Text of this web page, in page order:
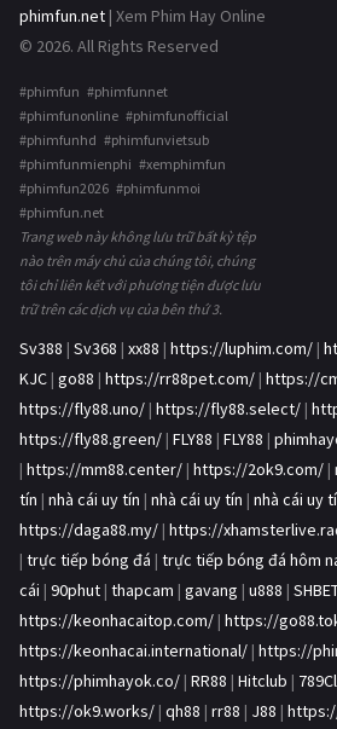
phimfun.net | Xem Phim Hay Online
© 2026. All Rights Reserved
#phimfun #phimfunnet
#phimfunonline #phimfunofficial
#phimfunhd #phimfunvietsub
#phimfunmienphi #xemphimfun
#phimfun2026 #phimfunmoi
#phimfun.net
Trang web này không lưu trữ bất kỳ tệp
nào trên máy chủ của chúng tôi, chúng
tôi chỉ liên kết với phương tiện được lưu
trữ trên các dịch vụ của bên thứ 3.
Sv388 | Sv368 | xx88 | https://luphim.com/ |
KJC | go88 | https://rr88pet.com/ | https://
https://fly88.uno/ | https://fly88.select/ |
https://fly88.green/ | FLY88 | FLY88 |
| https://mm88.center/ | https://2ok9.com/ |
tín | nhà cái uy tín | nhà cái uy tín | nhà cái uy
https://daga88.my/ | https://
| trực tiếp bóng đá | trực tiếp bóng đá hôm
cái | 90phut | thapcam | gavang | u888 |
https://keonhacaitop.com/ | https://
https://keonhacai.international/ | https://
https://phimhayok.co/ | RR88 | Hitclub |
https://ok9.works/ | qh88 | rr88 | J88 |